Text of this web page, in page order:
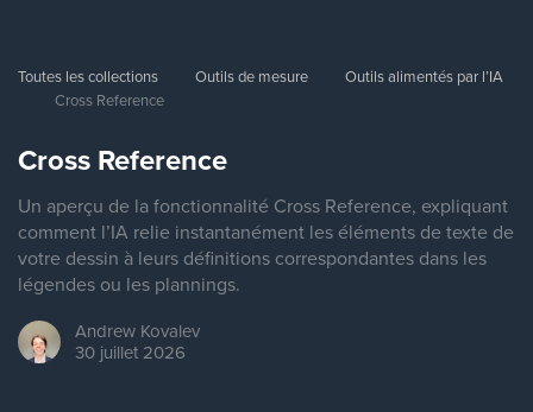
Toutes les collections Outils de mesure
Outils alimentés par l’IA
Cross Reference
Cross Reference
Un aperçu de la fonctionnalité Cross Reference, expliquant
comment l’IA relie instantanément les éléments de texte de
votre dessin à leurs définitions correspondantes dans les
légendes ou les plannings.
Andrew Kovalev
30 juillet 2026